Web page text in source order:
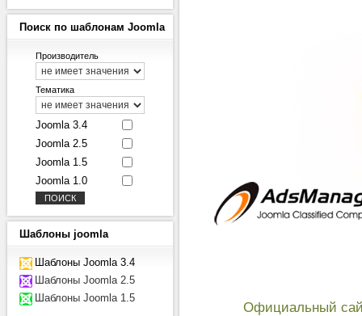
Официальный
Поиск по шаблонам Joomla
Производитель
Тематика
Joomla 3.4
Joomla 2.5
Joomla 1.5
Joomla 1.0
Шаблоны joomla
Шаблоны Joomla 3.4
Шаблоны Joomla 2.5
Шаблоны Joomla 1.5